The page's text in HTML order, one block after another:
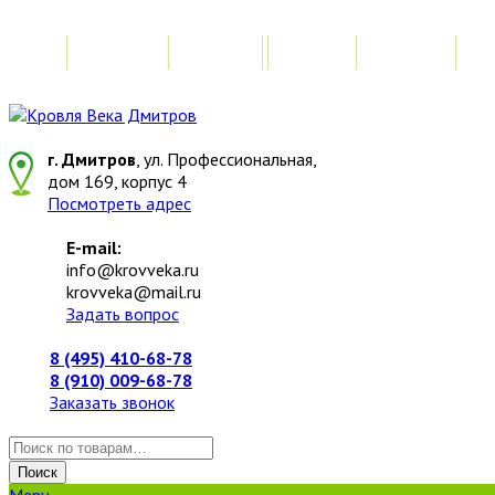
г. Дмитров, ул. Профессиональная,
дом 169, корпус 4
Посмотреть адрес
E-mail:
info@krovveka.ru
krovveka@mail.ru
Задать вопрос
8 (495) 410-68-78
8 (910) 009-68-78
Заказать звонок
Искать:
Поиск